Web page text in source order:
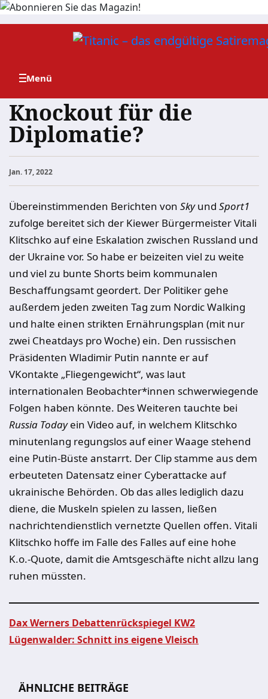
Zum
Knockout für die
Diplomatie?
Jan. 17, 2022
Übereinstimmenden Berichten von Skyund Sport1
zufolge bereitet sich der Kiewer Bürgermeister Vitali
Klitschko auf eine Eskalation zwischen Russland und
der Ukraine vor. So habe er beizeiten viel zu weite
und viel zu bunte Shorts beim kommunalen
Beschaffungsamt geordert. Der Politiker gehe
außerdem jeden zweiten Tag zum Nordic Walking
und halte einen strikten Ernährungsplan (mit nur
zwei Cheatdays pro Woche) ein. Den russischen
Präsidenten Wladimir Putin nannte er auf
VKontakte „Fliegengewicht“, was laut
internationalen Beobachter*innen schwerwiegende
Folgen haben könnte. Des Weiteren tauchte bei
Russia Todayein Video auf, in welchem Klitschko
minutenlang regungslos auf einer Waage stehend
eine Putin-Büste anstarrt. Der Clip stamme aus dem
erbeuteten Datensatz einer Cyberattacke auf
ukrainische Behörden. Ob das alles lediglich dazu
diene, die Muskeln spielen zu lassen, ließen
nachrichtendienstlich vernetzte Quellen offen. Vitali
Klitschko hoffe im Falle des Falles auf eine hohe
K.o.-Quote, damit die Amtsgeschäfte nicht allzu lang
ruhen müssten.
Dax Werners Debattenrückspiegel KW2
Lügenwalder: Schnitt ins eigene Vleisch
ÄHNLICHE BEITRÄGE